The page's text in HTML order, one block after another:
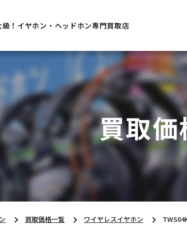
級！イヤホン・ヘッドホン専門買取店
買取
買取価格一覧 ワイヤレスイヤホン